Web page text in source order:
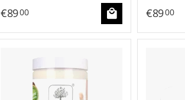
€8900 €8900